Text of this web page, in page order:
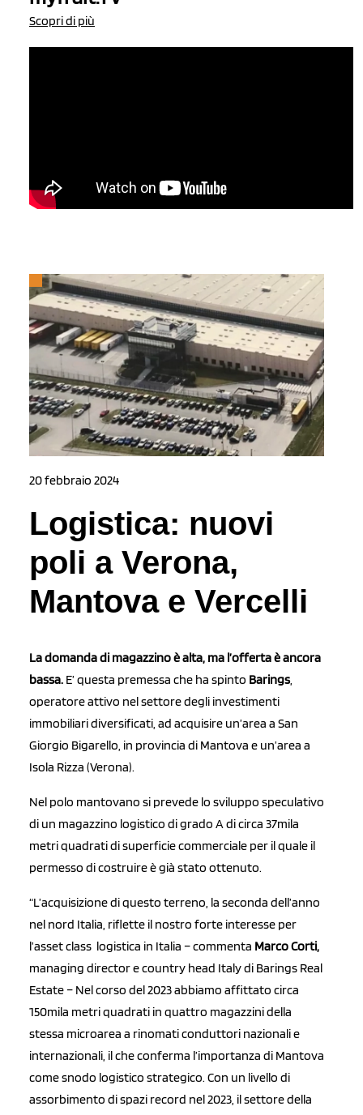
Scopri di più
20 febbraio 2024
Logistica: nuovi
poli a Verona,
Mantova e Vercelli
La domanda di magazzino è alta, ma l’offerta è ancora
bassa. E’ questa premessa che ha spinto Barings,
operatore attivo nel settore degli investimenti
immobiliari diversificati, ad acquisire un’area a San
Giorgio Bigarello, in provincia di Mantova e un’area a
Isola Rizza (Verona).
Nel polo mantovano si prevede lo sviluppo speculativo
di un magazzino logistico di grado A di circa 37mila
metri quadrati di superficie commerciale per il quale il
permesso di costruire è già stato ottenuto.
“L’acquisizione di questo terreno, la seconda dell’anno
nel nord Italia, riflette il nostro forte interesse per
l’asset class logistica in Italia – commenta Marco Corti,
managing director e country head Italy di Barings Real
Estate – Nel corso del 2023 abbiamo affittato circa
150mila metri quadrati in quattro magazzini della
stessa microarea a rinomati conduttori nazionali e
internazionali, il che conferma l’importanza di Mantova
come snodo logistico strategico. Con un livello di
assorbimento di spazi record nel 2023, il settore della